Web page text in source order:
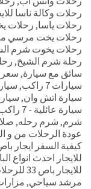
رحلات وكالة ناسا للايجار
رحلات ياسا,رحلات
رحلات يخت مرسي
رحلات يخوت شرم
رحلة شرم الشيخ,
سائق مع سيارة,سعر
سيارات 7 راكب
,
سيارة اتش وان,
سيارة عائلية - 7 راكب - سوزوكى - إرتيجا 2021
شرم, شرم رحله,
عودة الرحلات من و
كيفية السفر ايجار
للايجار احدث انواع
للايجار باص 33 للرحلات لسياحية
مرشد سياحي,